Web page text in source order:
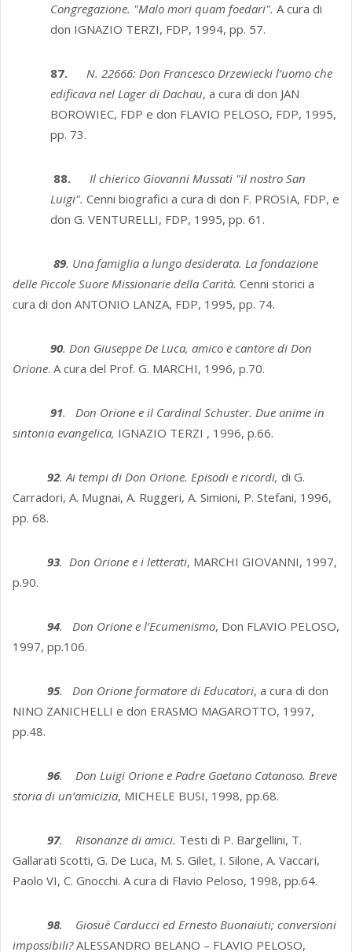
Congregazione. "Malo mori quam foedari". A cura di
don IGNAZIO TERZI, FDP, 1994, pp. 57.
87. N. 22666: Don Francesco Drzewiecki l’uomo che
edificava nel Lager di Dachau, a cura di don JAN
BOROWIEC, FDP e don FLAVIO PELOSO, FDP, 1995,
pp. 73.
88. Il chierico Giovanni Mussati "il nostro San
Luigi". Cenni biografici a cura di don F. PROSIA, FDP, e
don G. VENTURELLI, FDP, 1995, pp. 61.
89. Una famiglia a lungo desiderata. La fondazione
delle Piccole Suore Missionarie della Carità. Cenni storici a
cura di don ANTONIO LANZA, FDP, 1995, pp. 74.
90. Don Giuseppe De Luca, amico e cantore di Don
Orione. A cura del Prof. G. MARCHI, 1996, p.70.
91. Don Orione e il Cardinal Schuster. Due anime in
sintonia evangelica, IGNAZIO TERZI , 1996, p.66.
92. Ai tempi di Don Orione. Episodi e ricordi, di G.
Carradori, A. Mugnai, A. Ruggeri, A. Simioni, P. Stefani, 1996,
pp. 68.
93. Don Orione e i letterati, MARCHI GIOVANNI, 1997,
p.90.
94. Don Orione e l’Ecumenismo, Don FLAVIO PELOSO,
1997, pp.106.
95. Don Orione formatore di Educatori, a cura di don
NINO ZANICHELLI e don ERASMO MAGAROTTO, 1997,
pp.48.
96. Don Luigi Orione e Padre Gaetano Catanoso. Breve
storia di un’amicizia, MICHELE BUSI, 1998, pp.68.
97. Risonanze di amici. Testi di P. Bargellini, T.
Gallarati Scotti, G. De Luca, M. S. Gilet, I. Silone, A. Vaccari,
Paolo VI, C. Gnocchi. A cura di Flavio Peloso, 1998, pp.64.
98. Giosuè Carducci ed Ernesto Buonaiuti; conversioni
impossibili?ALESSANDRO BELANO – FLAVIO PELOSO,